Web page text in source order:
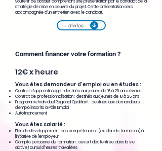
Soutenir ce dossier comprenant une présentation par le candidat de la
stratégie de mise en oeuvre du projet. Cette présentation sera
accompagnée d’un entretien avec le candidat.
+ d'infos
Comment financer votre formation ?
12€ x heure
Vous êtes demandeur d’emploi ou en études :
Contrat d’apprentissage : destinés aux jeunes de 16 à 29 ans révolus
Contrat de professionnalisation : destinés aux jeunes de 18 à 25 ans
Programme Individuel Régional Qualifiant : destinés aux demandeurs
d’emploi inscrits à Pôle Emploi
Autofinancement
Vous êtes salarié : ​
Plan de développement des compétences : (ex plan de formation) à
l’initiative de l’employeur
Compte personnel de formation : ouvert dès l’entrée dans la vie
active) cumul d’heures travaillées